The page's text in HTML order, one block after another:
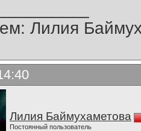
Лилия
Лилия Баймухаметова
Постоянный пользователь